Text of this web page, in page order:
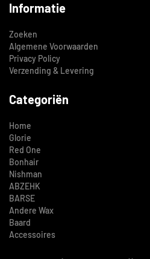
Informatie
Zoeken
Algemene Voorwaarden
Privacy Policy
Verzending & Levering
Categoriën
Home
Glorie
Red One
Bonhair
Nishman
ABZEHK
BARSE
Andere Wax
Baard
Accessoires